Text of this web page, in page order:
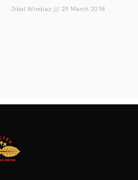
Jibal Windiaz 29 March 2018